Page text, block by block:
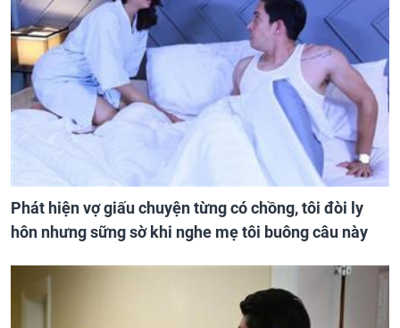
Phát hiện vợ giấu chuyện từng có chồng, tôi đòi ly
hôn nhưng sững sờ khi nghe mẹ tôi buông câu này